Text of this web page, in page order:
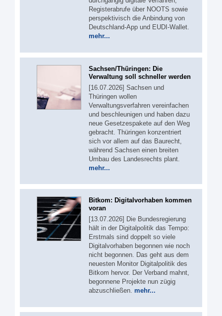
Registerabrufe über NOOTS sowie
perspektivisch die Anbindung von
Deutschland-App und EUDI-Wallet.
mehr...
Sachsen/Thüringen: Die
Verwaltung soll schneller werden
[16.07.2026] Sachsen und
Thüringen wollen
Verwaltungsverfahren vereinfachen
und beschleunigen und haben dazu
neue Gesetzespakete auf den Weg
gebracht. Thüringen konzentriert
sich vor allem auf das Baurecht,
während Sachsen einen breiten
Umbau des Landesrechts plant.
mehr...
Bitkom: Digitalvorhaben kommen
voran
[13.07.2026] Die Bundesregierung
hält in der Digitalpolitik das Tempo:
Erstmals sind doppelt so viele
Digitalvorhaben begonnen wie noch
nicht begonnen. Das geht aus dem
neuesten Monitor Digitalpolitik des
Bitkom hervor. Der Verband mahnt,
begonnene Projekte nun zügig
abzuschließen. mehr...